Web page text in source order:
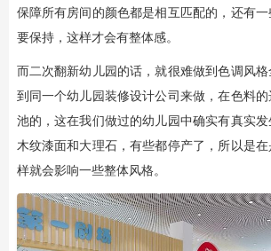
保障所有房间的颜色都是相互匹配的，还有
要保持，这样才会有整体感。
而二次翻新幼儿园的话，就很难做到色调风
到同一个幼儿园装修设计公司来做，在色料
池的，这在我们做过的幼儿园中确实有真实
木纹漆面和大理石，有些都停产了，所以是
样就会影响一些整体风格。